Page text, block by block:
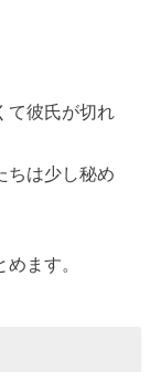
て彼氏が切れ
ちは少し秘め
ます。